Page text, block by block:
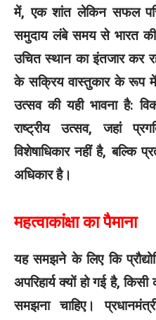
में, एक शांत लेकिन सफल
समुदाय लंबे समय से भारत
उचित स्थान का इंतजार कर
के सक्रिय वास्तुकार के रूप
उत्सव की यही भावना है:
राष्ट्रीय उत्सव, जहां
विशेषाधिकार नहीं है, बल्कि
अधिकार है।
महत्वाकांक्षा का पैमाना
यह समझने के लिए कि
अपरिहार्य क्यों हो गई है,
समझना चाहिए।